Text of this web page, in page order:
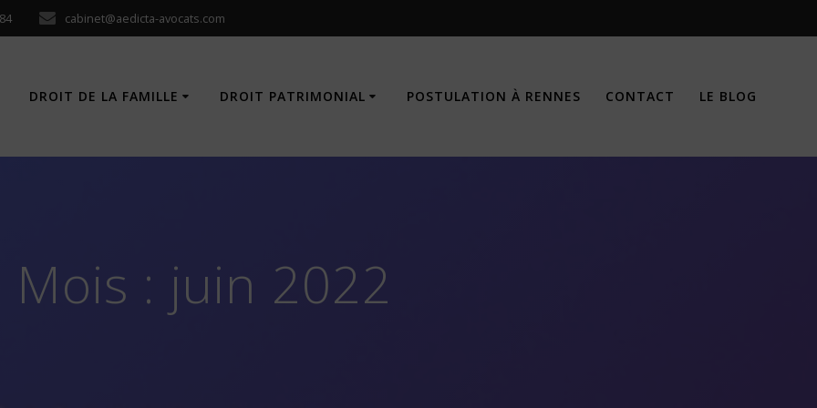
cabinet@aedicta-avocats.com
DROIT DE LA FAMILLE DROIT PATRIMONIAL POSTULATION À RENNES CONTACT LE BLOG
Mois : juin 2022